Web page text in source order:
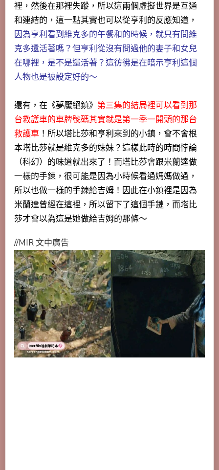
裡，然後在那裡失蹤，所以這兩個虛擬世界是互通
和連結的，這一點其實也可以從亨利的反應知道，
因為亨利看到維克多的午餐和的時候，就只有問維
克多還活著嗎？但亨利從沒有問過他的妻子和女兒
在哪裡，是不是還活著？這彷彿是在暗示亨利這個
人物也是被設定好的～
還有，在《夢魘絕鎮》 第三集的結局裡可以看到那
台救護車的車牌號碼其實就是第一季一開頭的那台
救護車 ！所以塔比莎和亨利來到的小鎮，會不會根
本塔比莎就是維克多的妹妹？這樣此時的時間悖論
（科幻）的味道就出來了！而塔比莎會跟米蘭達做
一樣的手鍊，很可能是因為小時候看過媽媽做過，
所以也做一樣的手鍊給吉姆！因此在小鎮裡是因為
米蘭達曾經在這裡，所以留下了這個手鏈，而塔比
莎才會以為這是她做給吉姆的那條～
//MIR 文中廣告